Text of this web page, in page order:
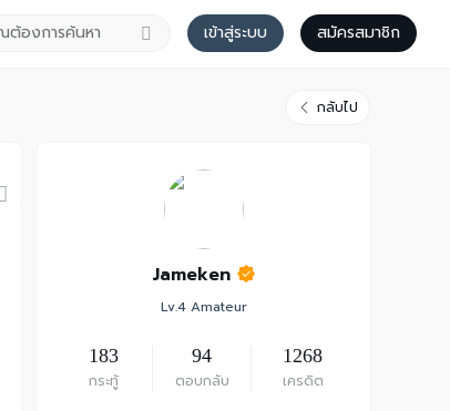
เข้าสู่ระบบ สมัครสมาชิก
กลับไป
Jameken
Lv.4 Amateur
183
กระทู้
94
ตอบกลับ
1268
เครดิต